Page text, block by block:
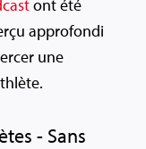
ont été
approfondi
une
- Sans